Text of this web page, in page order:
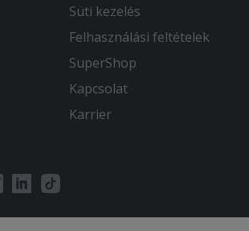
Süti kezelés
Felhasználási feltételek
SuperShop
Kapcsolat
Karrier